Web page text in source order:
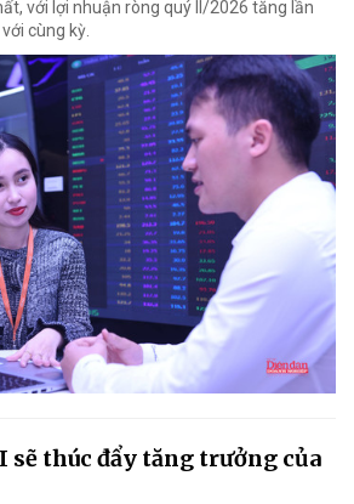
với lợi nhuận ròng quý II/2026 tăng lần
cùng kỳ.
sẽ thúc đẩy tăng trưởng của